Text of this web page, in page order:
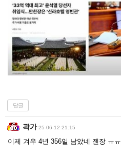
답글
곽가 25-06-12 21:15
이제 겨우 4년 356일 남았네 젠장 ㅠㅠ